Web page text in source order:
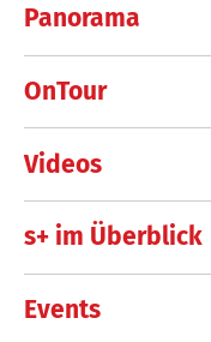
Panorama
OnTour
Videos
s+ im Überblick
Events